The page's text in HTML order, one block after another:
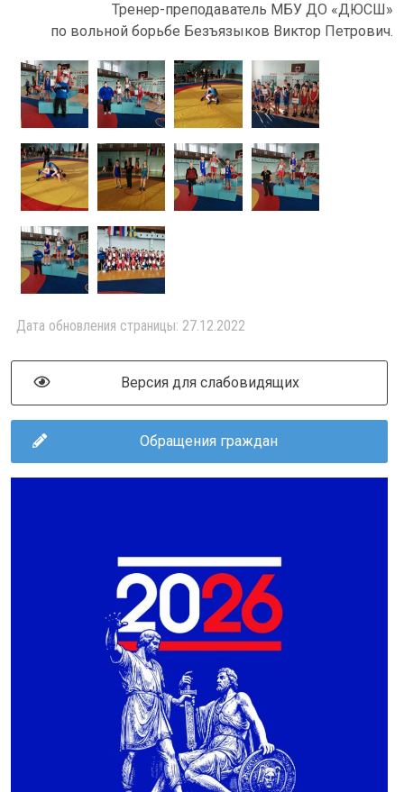
Тренер-преподаватель МБУ ДО «ДЮСШ»
по вольной борьбе Безъязыков Виктор Петрович.
Дата обновления страницы: 27.12.2022
Версия для слабовидящих
Обращения граждан